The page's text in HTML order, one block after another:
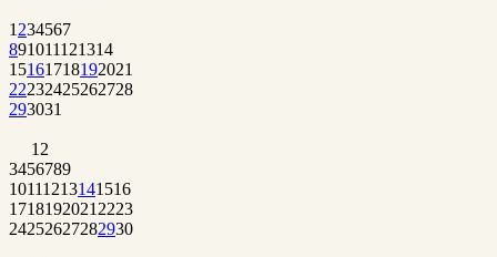
1 234567
891011121314
15161718192021
22232425262728
293031
1 2
3456789
10111213141516
1718192021 2223
24252627282930